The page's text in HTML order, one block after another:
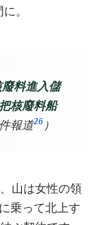
。
廢料進入儲
核廢料船
報道26 ）
山は女性の領
乗って北上す